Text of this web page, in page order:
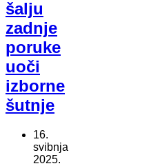
šalju
zadnje
poruke
uoči
izborne
šutnje
16.
svibnja
2025.